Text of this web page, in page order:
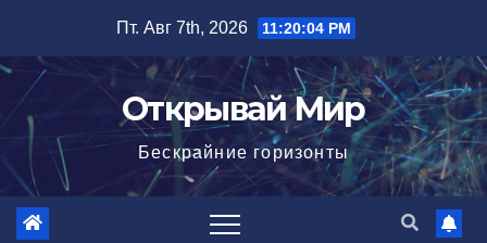
содержимому
Пт. Авг 7th, 2026 11:20:05 PM
Открывай Мир
Бескрайние горизонты